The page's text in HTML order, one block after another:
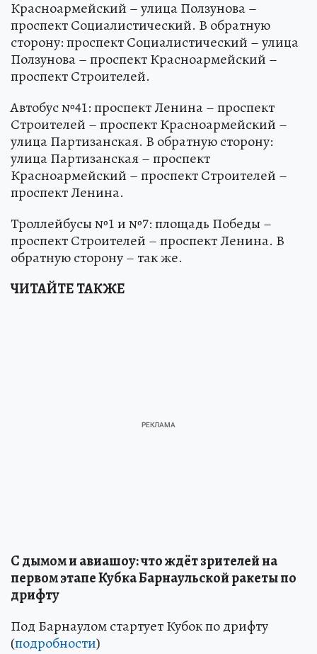
Красноармейский – улица Ползунова –
проспект Социалистический. В обратную
сторону: проспект Социалистический – улица
Ползунова – проспект Красноармейский –
проспект Строителей.
Автобус №41: проспект Ленина – проспект
Строителей – проспект Красноармейский –
улица Партизанская. В обратную сторону:
улица Партизанская – проспект
Красноармейский – проспект Строителей –
проспект Ленина.
Троллейбусы №1 и №7: площадь Победы –
проспект Строителей – проспект Ленина. В
обратную сторону – так же.
ЧИТАЙТЕ ТАКЖЕ
С дымом и авиашоу: что ждёт зрителей на
первом этапе Кубка Барнаульской ракеты по
дрифту
Под Барнаулом стартует Кубок по дрифту
(подробности)